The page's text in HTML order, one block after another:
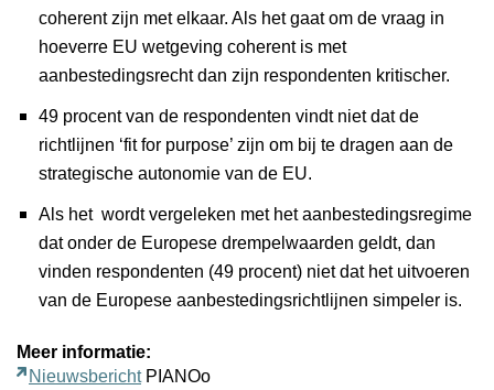
coherent zijn met elkaar. Als het gaat om de vraag in
hoeverre EU wetgeving coherent is met
aanbestedingsrecht dan zijn respondenten kritischer.
49 procent van de respondenten vindt niet dat de
richtlijnen ‘fit for purpose’ zijn om bij te dragen aan de
strategische autonomie van de EU.
Als het wordt vergeleken met het aanbestedingsregime
dat onder de Europese drempelwaarden geldt, dan
vinden respondenten (49 procent) niet dat het uitvoeren
van de Europese aanbestedingsrichtlijnen simpeler is.
Meer informatie:
NieuwsberichtPIANOo